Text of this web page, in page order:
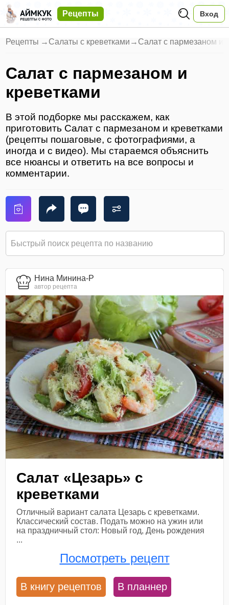
Рецепты Вход
Рецепты → Салаты с креветками → Салат с пармезаном и
Салат с пармезаном и
креветками
В этой подборке мы расскажем, как
приготовить Салат с пармезаном и креветками
(рецепты пошаговые, с фотографиями, а
иногда и с видео). Мы стараемся объяснить
все нюансы и ответить на все вопросы и
комментарии.
Нина Минина-Р
автор рецепта
Салат «Цезарь» с
креветками
Отличный вариант салата Цезарь с креветками.
Классический состав. Подать можно на ужин или
на праздничный стол: Новый год, День рождения
...
Посмотреть рецепт
В книгу рецептов В планнер